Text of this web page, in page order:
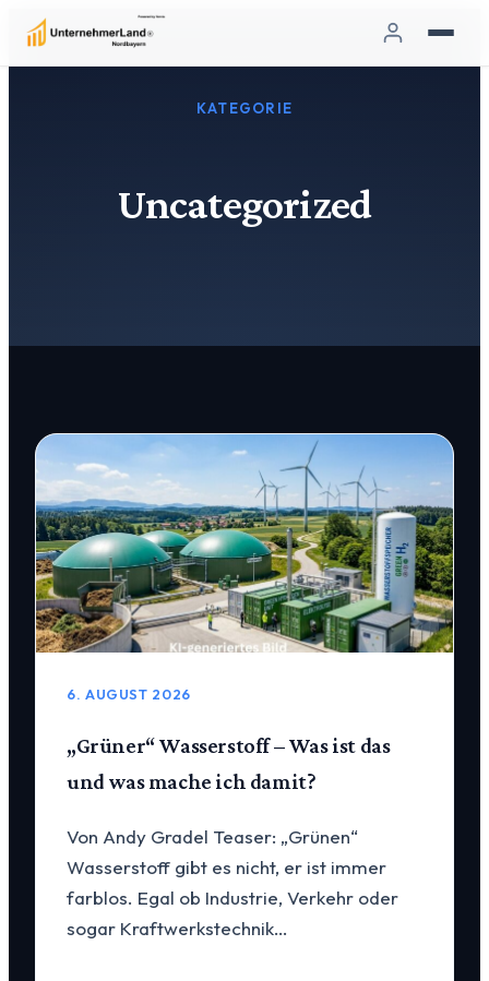
KATEGORIE
Uncategorized
6. AUGUST 2026
„Grüner“ Wasserstoff – Was ist das
und was mache ich damit?
Von Andy Gradel Teaser: „Grünen“
Wasserstoff gibt es nicht, er ist immer
farblos. Egal ob Industrie, Verkehr oder
sogar Kraftwerkstechnik…